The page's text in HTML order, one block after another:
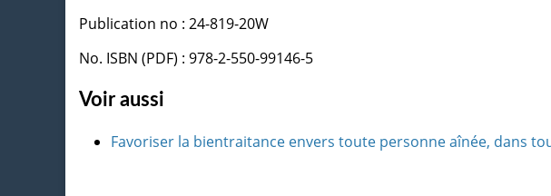
Publication no : 24-819-20W
No. ISBN (PDF) : 978-2-550-99146-5
Voir aussi
Favoriser la bientraitance envers toute personne aînée, dans